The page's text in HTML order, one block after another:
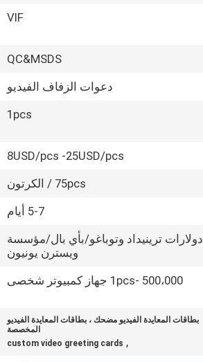
VIF
QC&MSDS
دعوات الزفاف الفيديو
1pcs
8USD/pcs -25USD/pcs
75pcs / الكرتون
5-7 أيام
دولارات ترينيداد وتوباغو/بأي بال/مؤسسة
ويسترن يونيون
1pcs- 500،000 جهاز كمبيوتر شخصى
بطاقات المعايدة الفيديو مضحك ، بطاقات المعايدة الفيديو
المخصصة
,
custom video greeting cards